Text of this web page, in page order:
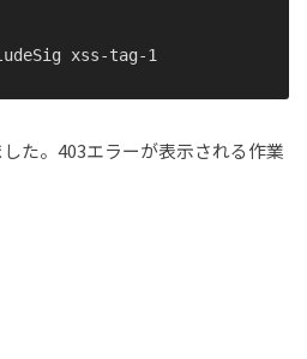
xss-tag-1
た。403エラーが表示される作業